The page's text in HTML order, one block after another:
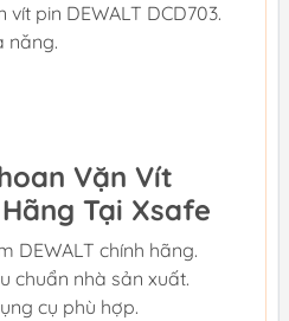
pin DEWALT DCD703.
năng.
Vặn Vít
Hãng Tại Xsafe
DEWALT chính hãng.
chuẩn nhà sản xuất.
cụ phù hợp.